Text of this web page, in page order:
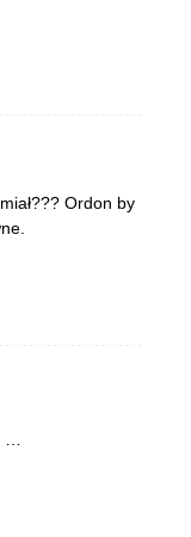
Ordon by